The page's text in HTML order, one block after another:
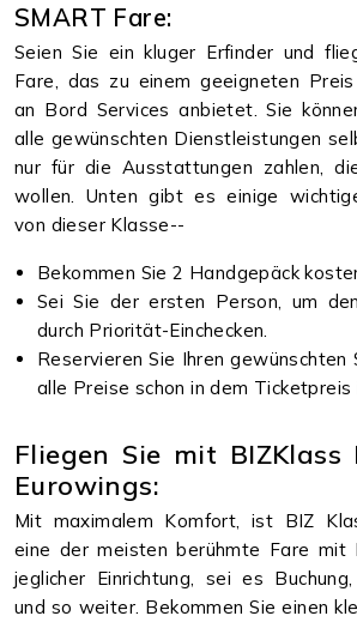
SMART Fare:
Seien Sie ein kluger Erfinder und
Fare, das zu einem geeigneten
an Bord Services anbietet. Sie
alle gewünschten Dienstleistungen
nur für die Ausstattungen zahlen,
wollen. Unten gibt es einige
von dieser Klasse--
Bekommen Sie 2 Handgepäck
Sei Sie der ersten Person, um
durch Priorität-Einchecken.
Reservieren Sie Ihren
alle Preise schon in dem Ticketpreis
Fliegen Sie mit BIZKlass
Eurowings:
Mit maximalem Komfort, ist BIZ
eine der meisten berühmte Fare mit
jeglicher Einrichtung, sei es
und so weiter. Bekommen Sie einen